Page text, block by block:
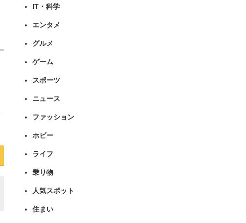
IT・科学
エンタメ
グルメ
ゲーム
スポーツ
ニュース
ファッション
ホビー
ライフ
乗り物
人気スポット
住まい